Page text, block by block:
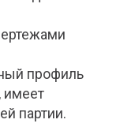
профиль
имеет
партии.